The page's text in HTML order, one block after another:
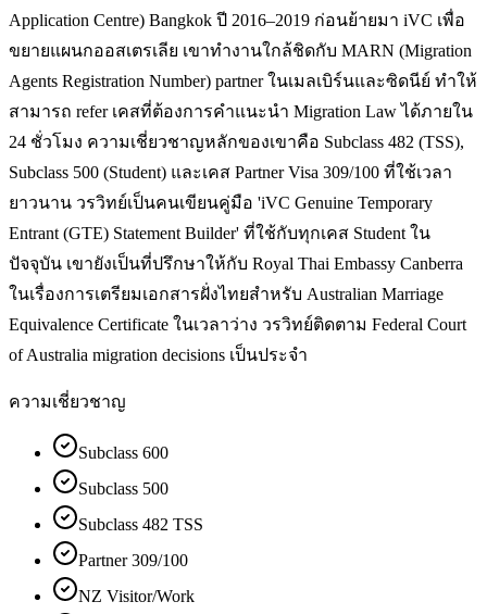
Application Centre) Bangkok ปี 2016–2019 ก่อนย้ายมา iVC เพื่อ
ขยายแผนกออสเตรเลีย เขาทำงานใกล้ชิดกับ MARN (Migration
Agents Registration Number) partner ในเมลเบิร์นและซิดนีย์ ทำให้
สามารถ refer เคสที่ต้องการคำแนะนำ Migration Law ได้ภายใน
24 ชั่วโมง ความเชี่ยวชาญหลักของเขาคือ Subclass 482 (TSS),
Subclass 500 (Student) และเคส Partner Visa 309/100 ที่ใช้เวลา
ยาวนาน วรวิทย์เป็นคนเขียนคู่มือ 'iVC Genuine Temporary
Entrant (GTE) Statement Builder' ที่ใช้กับทุกเคส Student ใน
ปัจจุบัน เขายังเป็นที่ปรึกษาให้กับ Royal Thai Embassy Canberra
ในเรื่องการเตรียมเอกสารฝั่งไทยสำหรับ Australian Marriage
Equivalence Certificate ในเวลาว่าง วรวิทย์ติดตาม Federal Court
of Australia migration decisions เป็นประจำ
ความเชี่ยวชาญ
Subclass 600
Subclass 500
Subclass 482 TSS
Partner 309/100
NZ Visitor/Work